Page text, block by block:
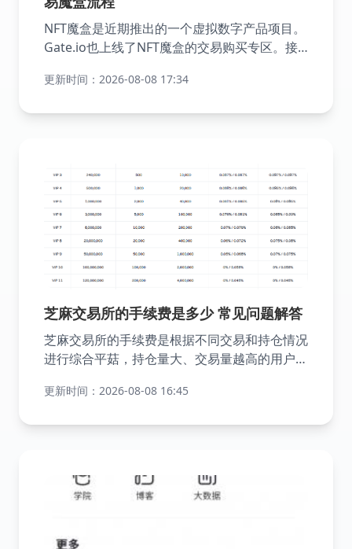
NFT魔盒是近期推出的一个虚拟数字产品项目。
Gate.io也上线了NFT魔盒的交易购买专区。接
所完成NFT魔盒的购买吧。
更新时间：2026-08-08 17:34
芝麻交易所的手续费是多少 常见问题解答
芝麻交易所的手续费是根据不同交易和持仓情况
进行综合平菇，持仓量大、交易量越高的用户享
不同等级的折扣，以下是针对现货、合约、期权
更新时间：2026-08-08 16:45